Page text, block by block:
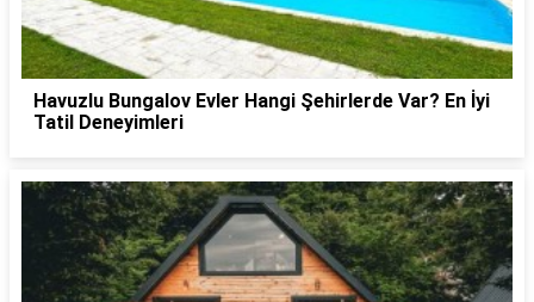
Havuzlu Bungalov Evler Hangi Şehirlerde Var? En İyi
Tatil Deneyimleri